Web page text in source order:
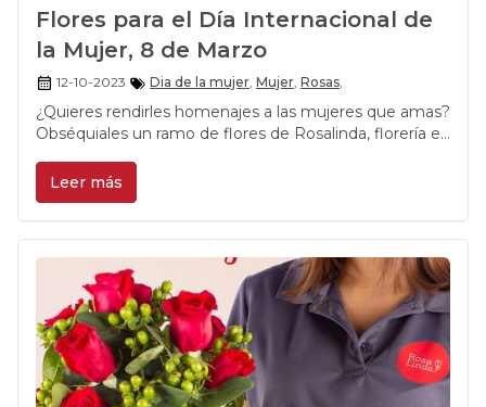
Flores para el Día Internacional de
la Mujer, 8 de Marzo
12-10-2023 Dia de la mujer Mujer Rosas
¿Quieres rendirles homenajes a las mujeres que amas?
Obséquiales un ramo de flores de Rosalinda, florería en
se celebra el 8 de marzo, y es una de las mejores
fechas para sorprender a todas las mujeres cuyo
esfuerzo merece una verdadera enhorabuena.
Leer más